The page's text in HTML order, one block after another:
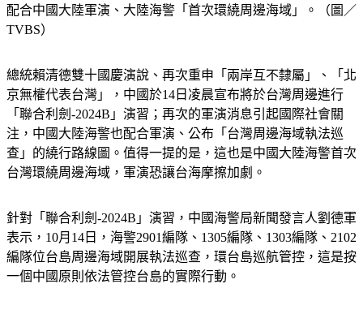
TVBS）
京無權代表台灣」，中國於14日凌晨宣布將於台灣周邊進行
「聯合利劍-2024B」演習；再次的軍演消息引起國際社會關
注，中國大陸海警也配合軍演、公布「台灣周邊海域執法巡
查」的繞行路線圖。值得一提的是，這也是中國大陸海警首次
台灣環繞周邊海域，軍演恐讓台海摩擦加劇。
表示，10月14日，海警2901編隊、1305編隊、1303編隊、2102
編隊位台島周邊海域開展執法巡查，環台島巡航管控，這是按
一個中國原則依法管控台島的實際行動。 ​​